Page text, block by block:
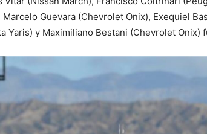
Marcelo Guevara (Chevrolet Onix), Exequiel
Yaris) y Maximiliano Bestani (Chevrolet Onix)